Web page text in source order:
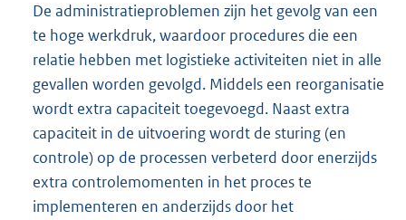
De administratieproblemen zijn het gevolg van een
te hoge werkdruk, waardoor procedures die een
relatie hebben met logistieke activiteiten niet in alle
gevallen worden gevolgd. Middels een reorganisatie
wordt extra capaciteit toegevoegd. Naast extra
capaciteit in de uitvoering wordt de sturing (en
controle) op de processen verbeterd door enerzijds
extra controlemomenten in het proces te
implementeren en anderzijds door het